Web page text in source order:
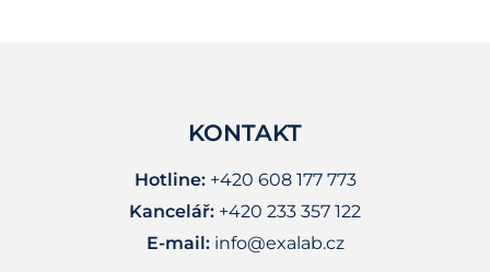
KONTAKT
Hotline:+420 608 177 773
Kancelář: +420 233 357 122
E-mail: info@exalab.cz